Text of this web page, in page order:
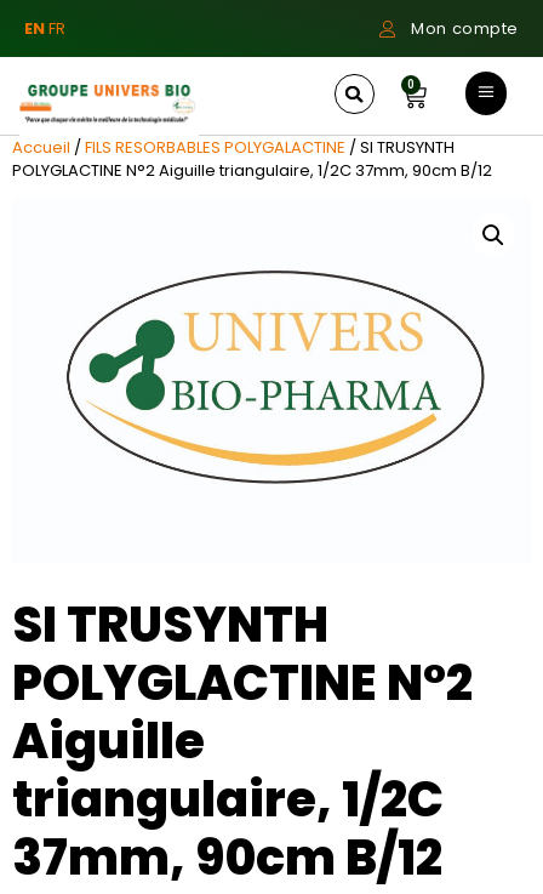
ENFR Mon compte
0
Accueil /FILS RESORBABLES POLYGALACTINE / SI TRUSYNTH
POLYGLACTINE N°2 Aiguille triangulaire, 1/2C 37mm, 90cm B/12
SI TRUSYNTH
POLYGLACTINE N°2
Aiguille
triangulaire, 1/2C
37mm, 90cm B/12